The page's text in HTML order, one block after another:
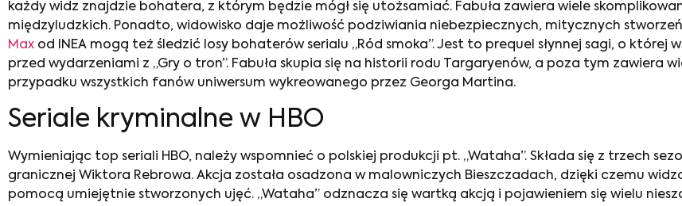
każdy widz znajdzie bohatera, z którym będzie mógł się utożsamiać. Fabuła zawiera wiele
międzyludzkich. Ponadto, widowisko daje możliwość podziwiania niebezpiecznych, mitycznych
Max od INEA mogą też śledzić losy bohaterów serialu „Ród smoka”. Jest to prequel słynnej sagi, o
przed wydarzeniami z „Gry o tron”. Fabuła skupia się na historii rodu Targaryenów, a poza tym zawiera
przypadku wszystkich fanów uniwersum wykreowanego przez Georga Martina.
Seriale kryminalne w HBO
Wymieniając top seriali HBO, należy wspomnieć o polskiej produkcji pt. „Wataha”. Składa się z trzech
granicznej Wiktora Rebrowa. Akcja została osadzona w malowniczych Bieszczadach, dzięki czemu
pomocą umiejętnie stworzonych ujęć. „Wataha” odznacza się wartką akcją i pojawieniem się wielu